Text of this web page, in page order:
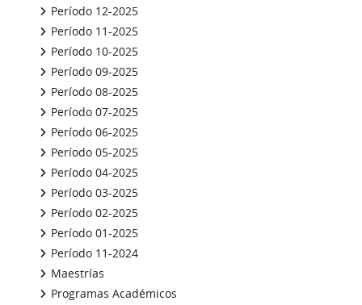
Período 12-2025
Período 11-2025
Período 10-2025
Período 09-2025
Período 08-2025
Período 07-2025
Período 06-2025
Período 05-2025
Período 04-2025
Período 03-2025
Período 02-2025
Período 01-2025
Período 11-2024
Maestrías
Programas Académicos